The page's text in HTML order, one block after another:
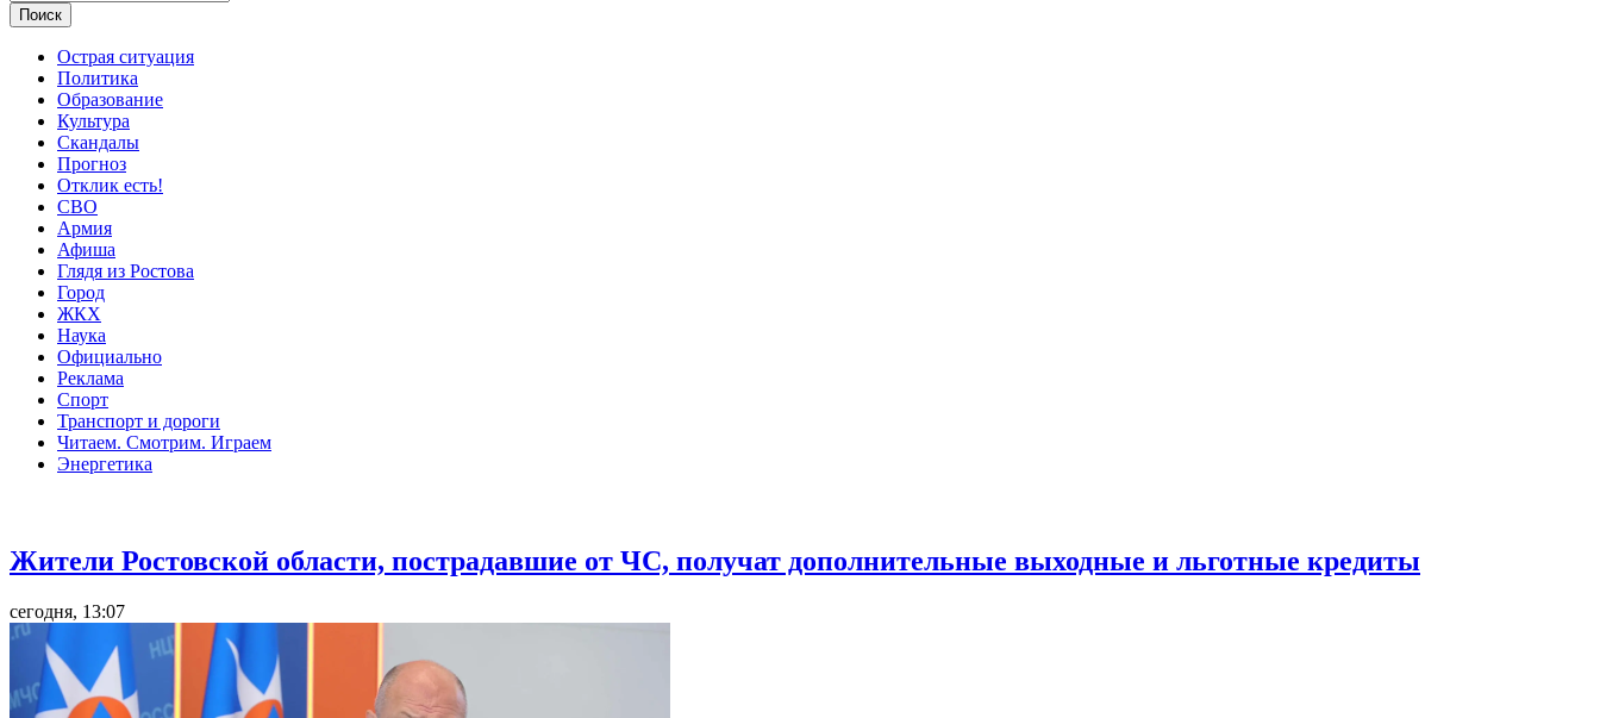
Острая ситуация
Политика
Образование
Культура
Скандалы
Прогноз
Отклик есть!
СВО
Армия
Афиша
Глядя из Ростова
Город
ЖКХ
Наука
Официально
Реклама
Спорт
Транспорт и дороги
Читаем. Смотрим. Играем
Энергетика
Жители Ростовской области, пострадавшие от ЧС, получат дополнительные выходные и льготные кредиты
сегодня, 13:07